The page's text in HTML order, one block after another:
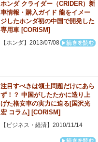
ホンダ クライダー（CRIDER）新
車情報・購入ガイド 龍をイメー
ジしたホンダ初の中国で開発した
専用車 [CORISM]
【ホンダ】2013/07/08
注目すべきは領土問題だけにあら
ず！？ 中国がしたたかに造り上
げた格安車の実力に迫る[国沢光
宏 コラム] [CORISM]
【ビジネス・経済】2010/11/14